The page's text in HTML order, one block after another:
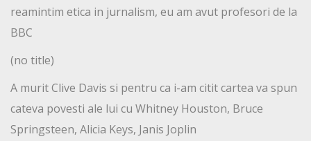
reamintim etica in jurnalism, eu am avut profesori de la
BBC
(no title)
A murit Clive Davis si pentru ca i-am citit cartea va spun
cateva povesti ale lui cu Whitney Houston, Bruce
Springsteen, Alicia Keys, Janis Joplin